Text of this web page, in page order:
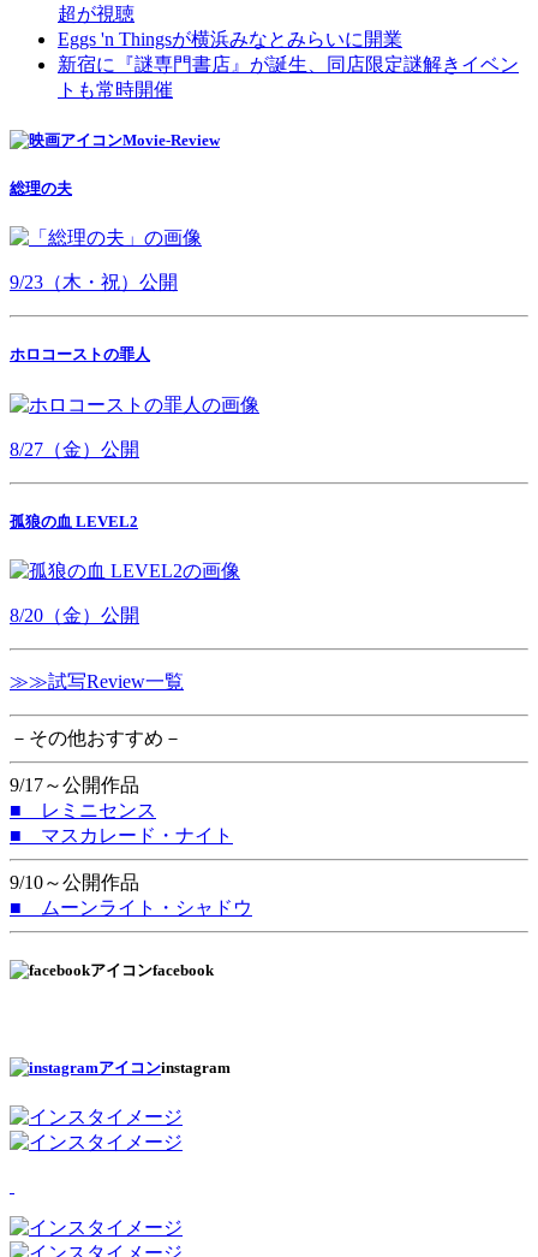
超が視聴
Eggs 'n Thingsが横浜みなとみらいに開業
新宿に『謎専門書店』が誕生、同店限定謎解きイベン
トも常時開催
Movie-Review
総理の夫
9/23（木・祝）公開
ホロコーストの罪人
8/27（金）公開
孤狼の血 LEVEL2
8/20（金）公開
≫≫試写Review一覧
－その他おすすめ－
9/17～公開作品
■ レミニセンス
■ マスカレード・ナイト
9/10～公開作品
■ ムーンライト・シャドウ
facebook
instagram